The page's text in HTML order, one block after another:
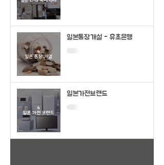
일본통장개설 - 유초은행
일본가전브랜드